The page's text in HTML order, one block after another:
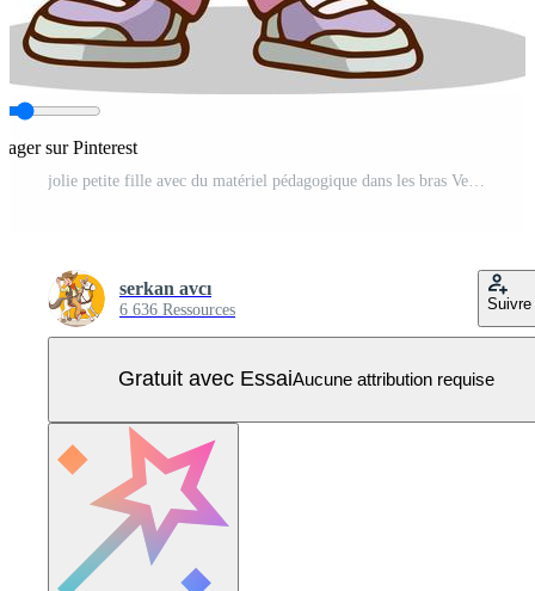
sur Pinterest
serkan avcı
6 636 Ressources Suivre
Gratuit avec EssaiAucune attribution requise